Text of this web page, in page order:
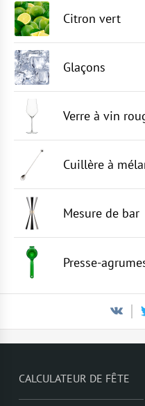
Citron vert
Glaçons
Verre à vin
Cuillère à
Mesure de bar
Presse-
CALCULATEUR DE FÊTE